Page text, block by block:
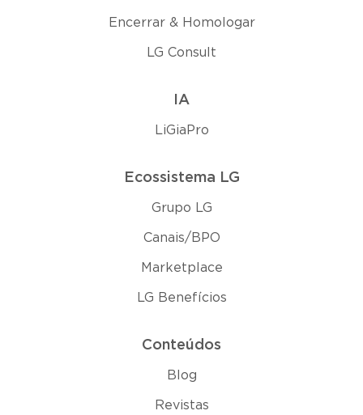
Encerrar & Homologar
LG Consult
IA
LiGiaPro
Ecossistema LG
Grupo LG
Canais/BPO
Marketplace
LG Benefícios
Conteúdos
Blog
Revistas